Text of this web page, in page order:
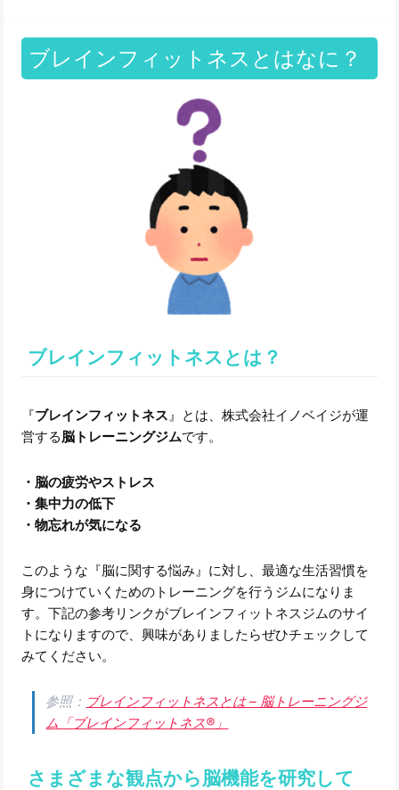
ブレインフィットネスとはなに？
ブレインフィットネスとは？
『ブレインフィットネス』とは、株式会社イノベイジが運
営する脳トレーニングジムです。
・脳の疲労やストレス
・集中力の低下
・物忘れが気になる
このような『脳に関する悩み』に対し、最適な生活習慣を
身につけていくためのトレーニングを行うジムになりま
す。下記の参考リンクがブレインフィットネスジムのサイ
トになりますので、興味がありましたらぜひチェックして
みてください。
参照： ブレインフィットネスとは – 脳トレーニングジ
ム「ブレインフィットネス®」
さまざまな観点から脳機能を研究して